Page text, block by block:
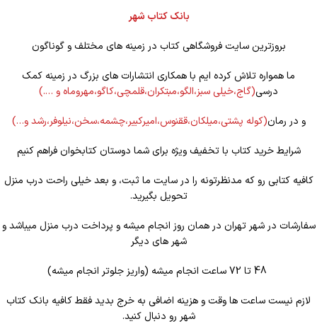
بانک کتاب شهر
بروزترین سایت فروشگاهی کتاب در زمینه های مختلف و گوناگون
ما همواره تلاش کرده ایم با همکاری انتشارات های بزرگ در زمینه کمک
درسی(گاج،خیلی سبز،الگو،مبتکران،قلمچی،کاگو،مهروماه و ….)
و در رمان(کوله پشتی،میلکان،ققنوس،امیرکبیر،چشمه،سخن،نیلوفر،رشد و…)
شرایط خرید کتاب با تخفیف ویژه برای شما دوستان کتابخوان فراهم کنیم
کافیه کتابی رو که مدنظرتونه را در سایت ما ثبت، و بعد خیلی راحت درب منزل
تحویل بگیرید.
سفارشات در شهر تهران در همان روز انجام میشه و پرداخت درب منزل میباشد و
شهر های دیگر
لازم نیست ساعت ها وقت و هزینه اضافی به خرج بدید فقط کافیه بانک کتاب
شهر رو دنبال کنید.